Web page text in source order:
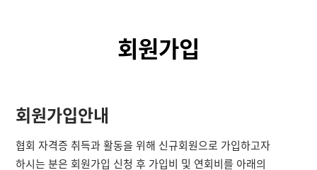
회원가입
회원가입안내
협회 자격증 취득과 활동을 위해 신규회원으로 가입하고자
하시는 분은 회원가입 신청 후 가입비 및 연회비를 아래의